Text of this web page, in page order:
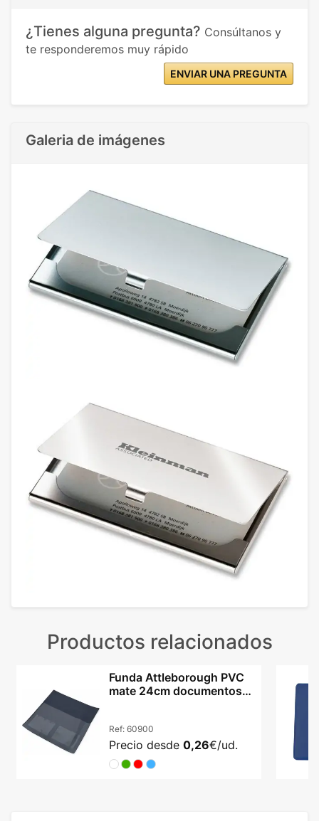
¿Tienes alguna pregunta? Consúltanos y
te responderemos muy rápido
ENVIAR UNA PREGUNTA
Galeria de imágenes
Productos relacionados
Funda Attleborough PVC
mate 24cm documentos
Ref: 60900
Precio desde 0,26€/ud.